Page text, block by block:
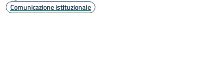
Comunicazione istituzionale